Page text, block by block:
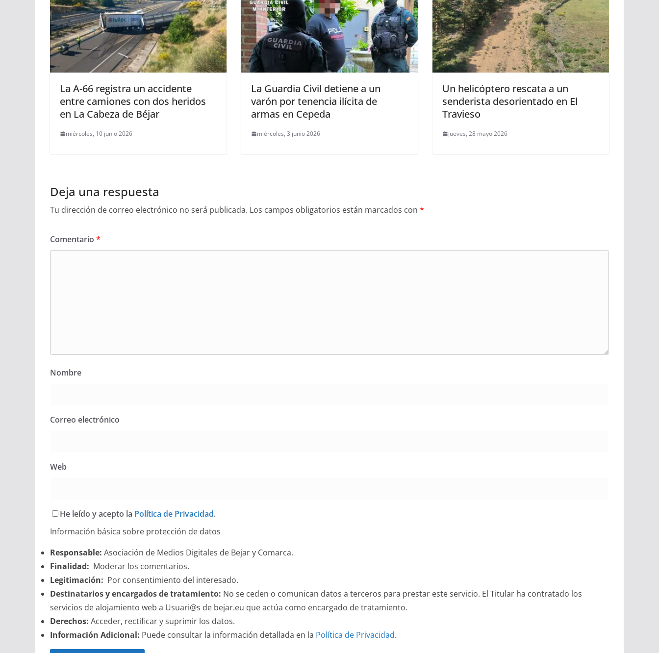
La A-66 registra un accidente
entre camiones con dos heridos
en La Cabeza de Béjar
miércoles, 10 junio 2026
La Guardia Civil detiene a un
varón por tenencia ilícita de
armas en Cepeda
miércoles, 3 junio 2026
Un helicóptero rescata a un
senderista desorientado en El
Travieso
jueves, 28 mayo 2026
Deja una respuesta
Tu dirección de correo electrónico no será publicada. Los campos obligatorios están marcados con *
Comentario *
Nombre
Correo electrónico
Web
He leído y acepto la Política de Privacidad.
Información básica sobre protección de datos
Responsable: Asociación de Medios Digitales de Bejar y Comarca.
Finalidad: Moderar los comentarios.
Legitimación: Por consentimiento del interesado.
Destinatarios y encargados de tratamiento: No se ceden o comunican datos a terceros para prestar este servicio. El Titular ha contratado los
servicios de alojamiento web a Usuari@s de bejar.eu que actúa como encargado de tratamiento.
Derechos: Acceder, rectificar y suprimir los datos.
Información Adicional: Puede consultar la información detallada en la Política de Privacidad.